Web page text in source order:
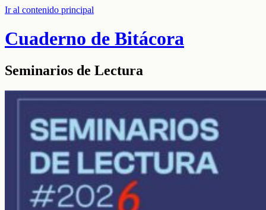
Ir al contenido principal
Cuaderno de Bitácora
Seminarios de Lectura